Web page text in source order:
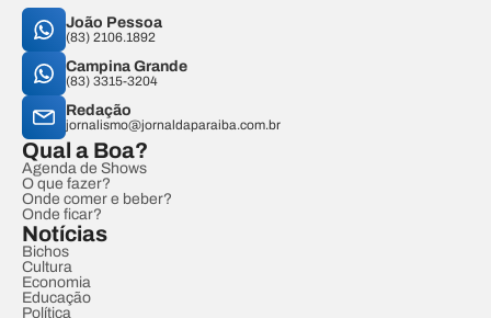
João Pessoa
(83) 2106.1892
Campina Grande
(83) 3315-3204
Redação
jornalismo@jornaldaparaiba.com.br
Qual a Boa?
Agenda de Shows
O que fazer?
Onde comer e beber?
Onde ficar?
Notícias
Bichos
Cultura
Economia
Educação
Política